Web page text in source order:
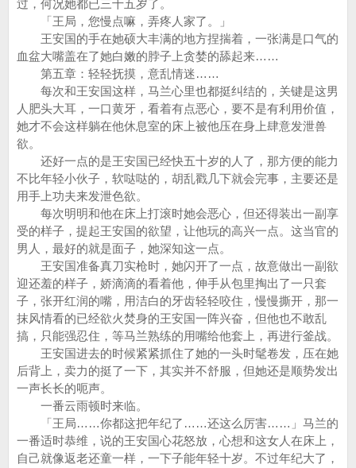
过，何况她都已三十五岁了。
「王局，您慢点嘛，弄疼人家了。」
王安国的手在她硕大丰满的地方捏揣着，一张满是口气的
血盆大嘴盖在了她白嫩的脖子上贪婪的舔起来……
第五章：轻轻抚摸，意乱情迷……
每次和王安国这样，马兰心里也都挺纠结的，关键是这男
人肥头大耳，一口黄牙，看着有点恶心，要不是有利用价值，
她才不会这样躺在他休息室的床上被他压在身上肆意发泄兽
欲。
还好一点的是王安国已经快五十岁的人了，那方便的能力
不比年轻小伙子，软哒哒的，胡乱戳几下就会完事，主要还是
用手上功夫来发泄色欲。
每次明明和他在床上打滚时她会恶心，但还得装出一副享
受的样子，提起王安国的欲望，让他玩的高兴一点。这当官的
男人，最好的就是面子，她深知这一点。
王安国准备真刀实枪时，她闪开了一点，故意做出一副欲
迎还羞的样子，娇滴滴的看着他，伸手从包里掏出了一只套
子，张开红润的嘴，用洁白的牙齿轻轻咬住，慢慢撕开，那一
抹风情看的已经欲火焚身的王安国一阵兴奋，但他也不敢乱
搞，只能强忍住，等马兰熟练的用嘴给他套上，再进行釜战。
王安国进去的时候紧紧抓住了她的一头时髦卷发，压在她
后背上，卖力的挺了一下，其实并不舒服，但她还是顺势发出
一声长长的呃声。
一番云雨顿时来临。
「王局……你都这把年纪了……还这么厉害……」马兰的
一番适时恭维，说的王安国心花怒放，心想和这女人在床上，
自己就像返老还童一样，一下子能年轻十岁。不过年纪大了，